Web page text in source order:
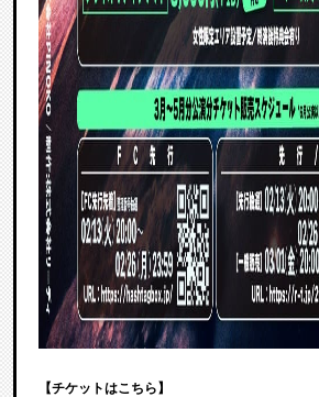
【チケットはこちら】